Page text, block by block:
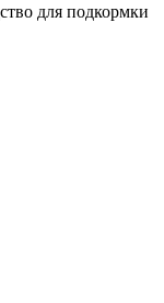
для подкормки